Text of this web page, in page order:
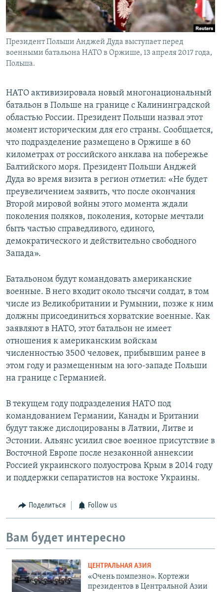
Президент Польши Анджей Дуда выступает перед
военными батальона НАТО в Оржише, 13 апреля 2017 года,
Польша.
НАТО активизировала новый многонациональный
батальон в Польше на границе с Калининградской
областью России. Президент Польши назвал этот
момент историческим для его страны. Сообщается,
что подразделение размещено в Оржише в 60
километрах от российского анклава на побережье
Балтийского моря. Президент Польши Анджей
Дуда во время визита в регион отметил: «Не будет
преувеличением заявить, что после окончания
Второй мировой войны этого момента ждали
поколения поляков, поколения, которые мечтали
быть частью справедливого, единого,
демократического и действительно свободного
Запада».
Батальоном будут командовать американские
военные. В него входит около тысячи солдат, в том
числе из Великобритании и Румынии, позже к ним
должны присоединиться хорватские военные. Как
заявляют в НАТО, этот батальон не имеет
отношения к американским войскам
численностью 3500 человек, прибывшим ранее в
этом году и размещенным на юго-западе Польши
на границе с Германией.
В текущем году подразделения НАТО под
командованием Германии, Канады и Британии
будут также дислоцированы в Латвии, Литве и
Эстонии. Альянс усилил свое военное присутствие в
Восточной Европе после незаконной аннексии
Россией украинского полуострова Крым в 2014 году
и поддержки сепаратистов на востоке Украины.
Поделиться Follow us
Вам будет интересно
ЦЕНТРАЛЬНАЯ АЗИЯ
«Очень помпезно». Кортежи
президентов в Центральной Азии